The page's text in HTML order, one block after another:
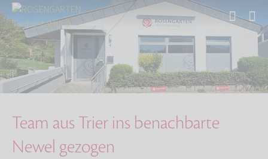
Start Über uns
Aktuelles
Team aus Trier ins benachbarte Newel gezogen
Team aus Trier ins benachbarte
Newel gezogen